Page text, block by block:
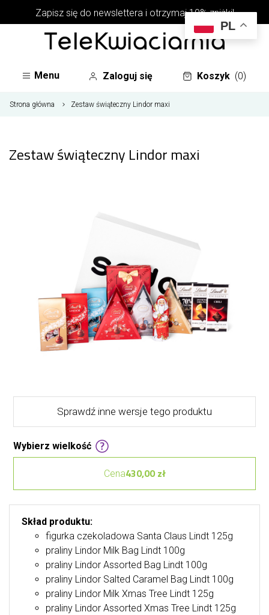
Zapisz się do newslettera i otrzymaj 10% zniżki!
Menu Zaloguj się Koszyk (0)
Strona główna Zestaw świąteczny Lindor maxi
Zestaw świąteczny Lindor maxi
Sprawdź inne wersje tego produktu
Wybierz wielkość
Cena430,00 zł
Skład produktu:
figurka czekoladowa Santa Claus Lindt 125g
praliny Lindor Milk Bag Lindt 100g
praliny Lindor Assorted Bag Lindt 100g
praliny Lindor Salted Caramel Bag Lindt 100g
praliny Lindor Milk Xmas Tree Lindt 125g
praliny Lindor Assorted Xmas Tree Lindt 125g
PL